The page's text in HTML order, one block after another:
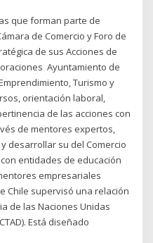
que forman parte de
de Comercio y Foro de
de sus Acciones de
Ayuntamiento de
Turismo y
orientación laboral,
de las acciones con
de mentores expertos,
desarrollar su del Comercio
entidades de educación
empresariales
Chile supervisó una relación
de las Naciones Unidas
Está diseñado